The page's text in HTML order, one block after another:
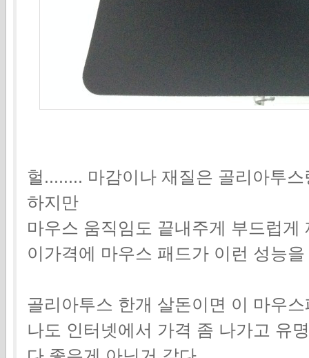
헐........ 마감이나 재질은 골리아투
하지만
마우스 움직임도 끝내주게 부드럽게
이가격에 마우스 패드가 이런 성능
골리아투스 한개 살돈이면 이 마우
나도 인터넷에서 가격 좀 나가고 유